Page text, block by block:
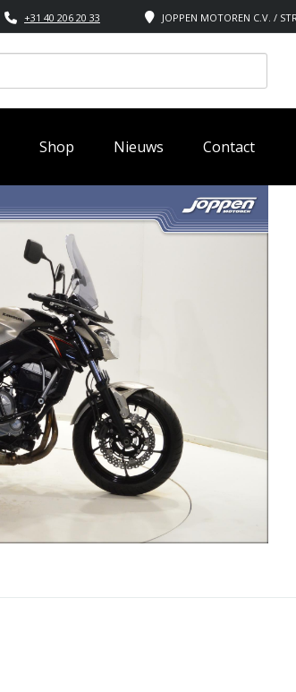
JOPPEN MOTOREN C.V. /
+31 40 206 20 33
Shop Nieuws Contact